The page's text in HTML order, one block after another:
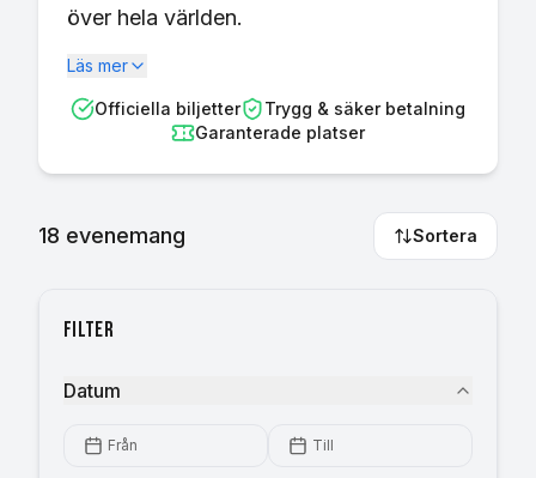
över hela världen.
Läs mer
Officiella biljetter
Trygg & säker betalning
Garanterade platser
18 evenemang Sortera
Filter
Datum
Från Till